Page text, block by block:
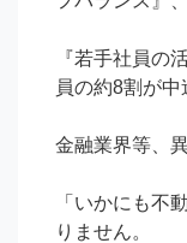
『若手社員の
員の約8割が中
金融業界等、
「いかにも不
りません。